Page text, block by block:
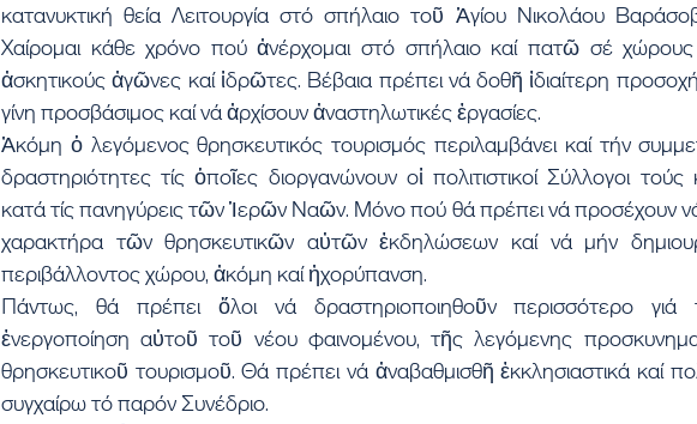
κατανυκτική θεία Λειτουργία στό σπήλαιο τοῦ Ἁγίου Νικολάου
Χαίρομαι κάθε χρόνο πού ἀνέρχομαι στό σπήλαιο καί πατῶ σέ
ἀσκητικούς ἀγῶνες καί ἱδρῶτες. Βέβαια πρέπει νά δοθῆ ἰδιαίτερη
γίνη προσβάσιμος καί νά ἀρχίσουν ἀναστηλωτικές ἐργασίες.
Ἀκόμη ὁ λεγόμενος θρησκευτικός τουρισμός περιλαμβάνει καί τήν
δραστηριότητες τίς ὁποῖες διοργανώνουν οἱ πολιτιστικοί Σύλλογοι τούς
κατά τίς πανηγύρεις τῶν Ἱερῶν Ναῶν. Μόνο πού θά πρέπει νά προσέχουν
χαρακτήρα τῶν θρησκευτικῶν αὐτῶν ἐκδηλώσεων καί νά μήν
περιβάλλοντος χώρου, ἀκόμη καί ἠχορύπανση.
Πάντως, θά πρέπει ὅλοι νά δραστηριοποιηθοῦν περισσότερο γιά
ἐνεργοποίηση αὐτοῦ τοῦ νέου φαινομένου, τῆς λεγόμενης
θρησκευτικοῦ τουρισμοῦ. Θά πρέπει νά ἀναβαθμισθῆ ἐκκλησιαστικά καί
συγχαίρω τό παρόν Συνέδριο.